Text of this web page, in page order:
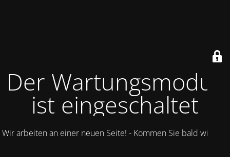
Der Wartungsmodus
ist eingeschaltet
Wir arbeiten an einer neuen Seite! - Kommen Sie bald wieder.